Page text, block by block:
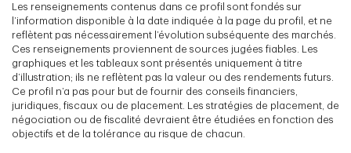
Les renseignements contenus dans ce profil sont fondés sur
l’information disponible à la date indiquée à la page du profil, et ne
reflètent pas nécessairement l’évolution subséquente des marchés.
Ces renseignements proviennent de sources jugées fiables. Les
graphiques et les tableaux sont présentés uniquement à titre
d’illustration; ils ne reflètent pas la valeur ou des rendements futurs.
Ce profil n’a pas pour but de fournir des conseils financiers,
juridiques, fiscaux ou de placement. Les stratégies de placement, de
négociation ou de fiscalité devraient être étudiées en fonction des
objectifs et de la tolérance au risque de chacun.